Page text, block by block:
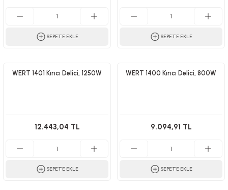
SEPETE EKLE SEPETE EKLE
WERT 1401 Kırıcı Delici, 1250W
12.443,04 TL
SEPETE EKLE
WERT 1400 Kırıcı Delici, 800W
9.094,91 TL
SEPETE EKLE